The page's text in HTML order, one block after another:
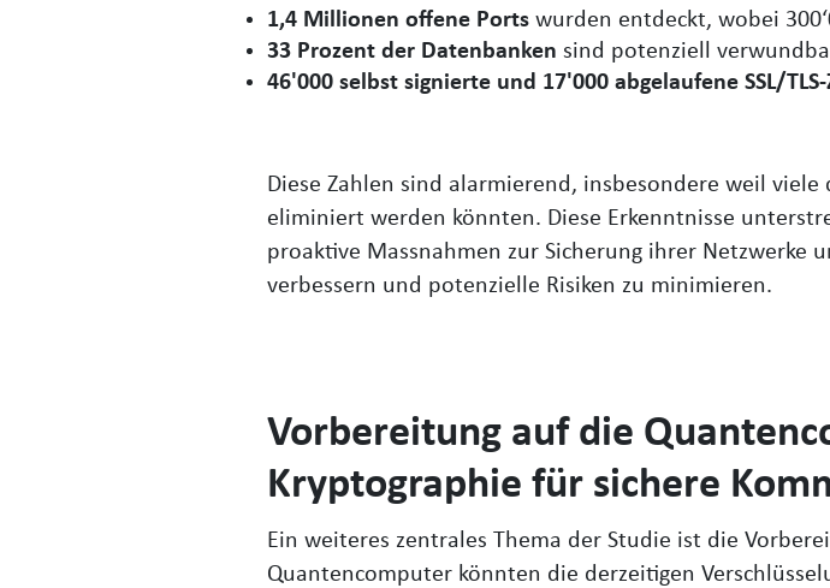
1,4 Millionen offene Ports wurden entdeckt, wobei
33 Prozent der Datenbanken sind potenziell
46'000 selbst signierte und 17'000 abgelaufene SSL/
Diese Zahlen sind alarmierend, insbesondere weil
eliminiert werden könnten. Diese Erkenntnisse
proaktive Massnahmen zur Sicherung ihrer Netzwerke
verbessern und potenzielle Risiken zu minimieren.
Vorbereitung auf die
Kryptographie für sichere
Ein weiteres zentrales Thema der Studie ist die
Quantencomputer könnten die derzeitigen